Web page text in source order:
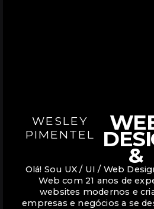
&
WESLEY
PIMENTEL
Olá! Sou UX / UI / Web
Web com 21 anos de
websites modernos e
empresas e negócios a se